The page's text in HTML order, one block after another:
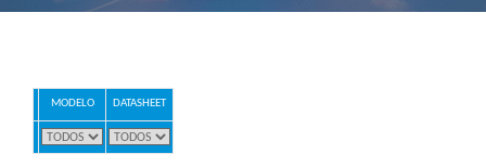
MODELO DATASHEET